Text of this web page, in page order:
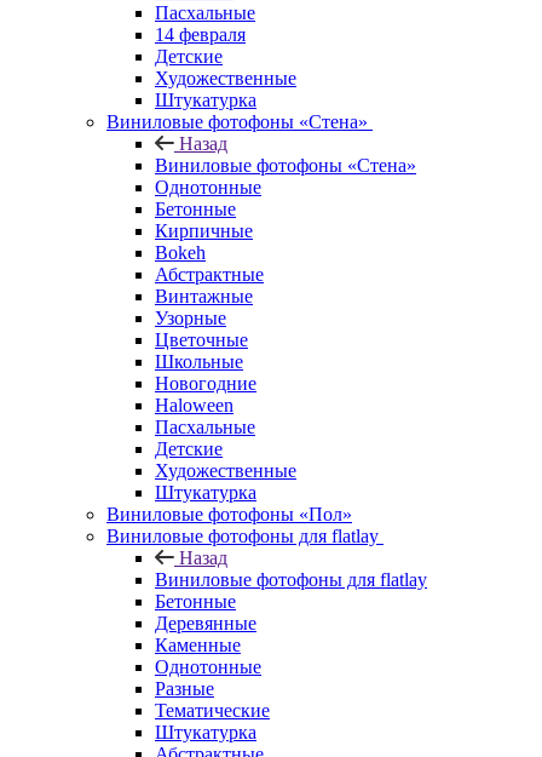
Пасхальные
14 февраля
Детские
Художественные
Штукатурка
Виниловые фотофоны «Стена»
Назад
Виниловые фотофоны «Стена»
Однотонные
Бетонные
Кирпичные
Bokeh
Абстрактные
Винтажные
Узорные
Цветочные
Школьные
Новогодние
Haloween
Пасхальные
Детские
Художественные
Штукатурка
Виниловые фотофоны «Пол»
Виниловые фотофоны для flatlay
Назад
Виниловые фотофоны для flatlay
Бетонные
Деревянные
Каменные
Однотонные
Разные
Тематические
Штукатурка